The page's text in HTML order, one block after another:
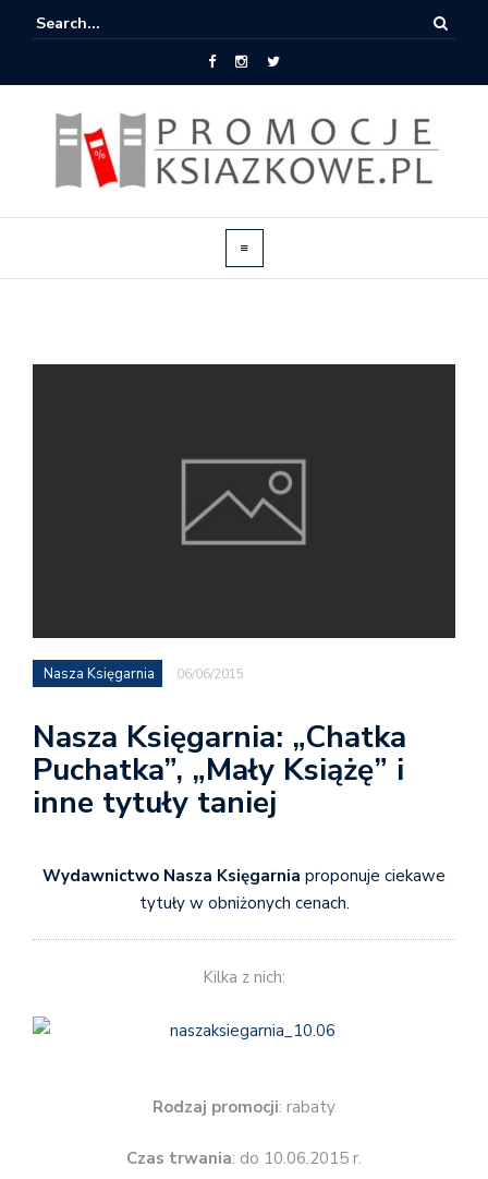
Nasza Księgarnia 06/06/2015
Nasza Księgarnia: „Chatka
Puchatka”, „Mały Książę” i
inne tytuły taniej
Wydawnictwo Nasza Księgarnia proponuje ciekawe
tytuły w obniżonych cenach.
Kilka z nich:
Rodzaj promocji: rabaty
Czas trwania: do 10.06.2015 r.